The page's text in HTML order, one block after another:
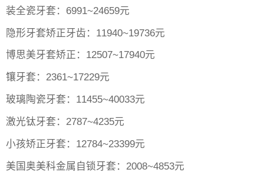
装全瓷牙套：6991~24659元
隐形牙套矫正牙齿：11940~19736元
博思美牙套矫正：12507~17940元
镶牙套：2361~17229元
玻璃陶瓷牙套：11455~40033元
激光钛牙套：2787~4235元
小孩矫正牙套：12784~23399元
美国奥美科金属自锁牙套：2008~4853元